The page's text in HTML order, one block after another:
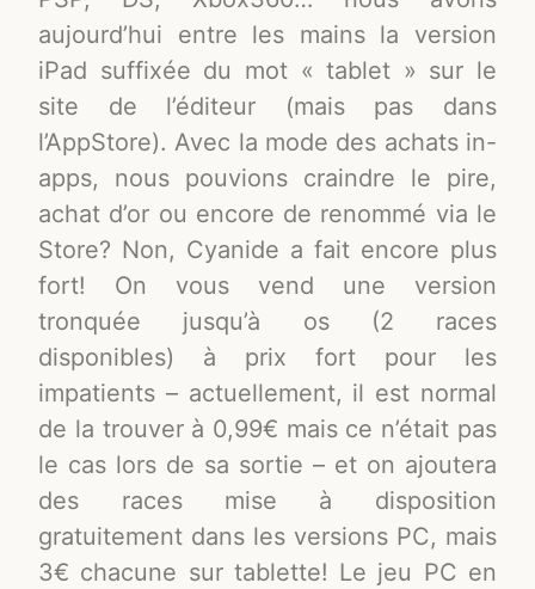
aujourd’hui entre les mains la version
iPad suffixée du mot « tablet » sur le
site de l’éditeur (mais pas dans
l’AppStore). Avec la mode des achats in-
apps, nous pouvions craindre le pire,
achat d’or ou encore de renommé via le
Store? Non, Cyanide a fait encore plus
fort! On vous vend une version
tronquée jusqu’à os (2 races
disponibles) à prix fort pour les
impatients – actuellement, il est normal
de la trouver à 0,99€ mais ce n’était pas
le cas lors de sa sortie – et on ajoutera
des races mise à disposition
gratuitement dans les versions PC, mais
3€ chacune sur tablette! Le jeu PC en